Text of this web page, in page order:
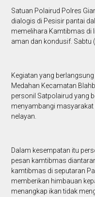
Satuan Polairud Polres
dialogis di Pesisir pantai
memelihara Kamtibmas di
aman dan kondusif. Sabtu
Kegiatan yang
Medahan Kecamatan
personil Satpolairud yang
menyambangi
nelayan.
Dalam kesempatan itu
pesan kamtibmas
kamtibmas di seputaran
memberikan himbauan
menangkap ikan tidak